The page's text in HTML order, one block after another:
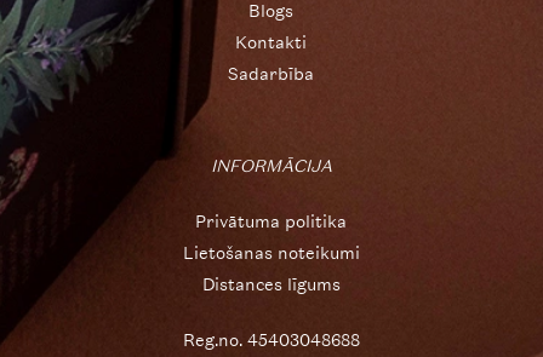
Blogs
Kontakti
Sadarbība
INFORMĀCIJA
Privātuma politika
Lietošanas noteikumi
Distances līgums
Reg.no. 45403048688